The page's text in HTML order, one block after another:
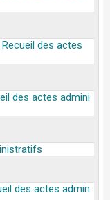
des actes
des actes admini
des actes admin